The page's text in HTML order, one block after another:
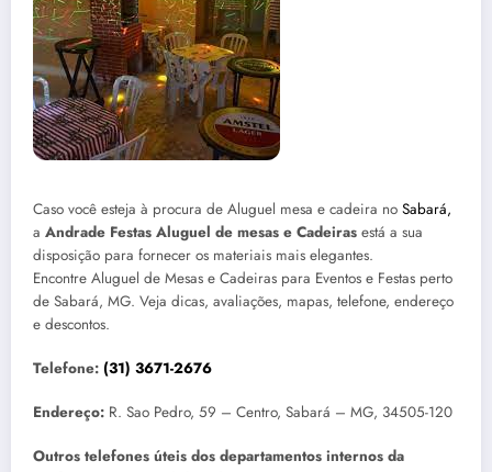
Caso você esteja à procura de Aluguel mesa e cadeira no Sabará,
a Andrade Festas Aluguel de mesas e Cadeiras está a sua
disposição para fornecer os materiais mais elegantes.
Encontre Aluguel de Mesas e Cadeiras para Eventos e Festas perto
de Sabará, MG. Veja dicas, avaliações, mapas, telefone, endereço
e descontos.
Telefone: (31) 3671-2676
Endereço: R. Sao Pedro, 59 – Centro, Sabará – MG, 34505-120
Outros telefones úteis dos departamentos internos da